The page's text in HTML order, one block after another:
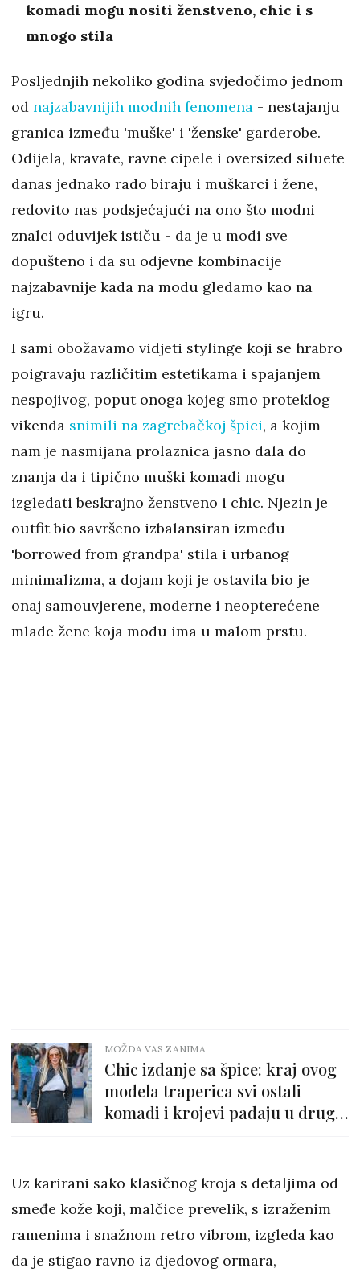
komadi mogu nositi ženstveno, chic i s
mnogo stila
Posljednjih nekoliko godina svjedočimo jednom
od najzabavnijih modnih fenomena - nestajanju
granica između 'muške' i 'ženske' garderobe.
Odijela, kravate, ravne cipele i oversized siluete
danas jednako rado biraju i muškarci i žene,
redovito nas podsjećajući na ono što modni
znalci oduvijek ističu - da je u modi sve
dopušteno i da su odjevne kombinacije
najzabavnije kada na modu gledamo kao na
igru.
I sami obožavamo vidjeti stylinge koji se hrabro
poigravaju različitim estetikama i spajanjem
nespojivog, poput onoga kojeg smo proteklog
vikenda snimili na zagrebačkoj špici, a kojim
nam je nasmijana prolaznica jasno dala do
znanja da i tipično muški komadi mogu
izgledati beskrajno ženstveno i chic. Njezin je
outfit bio savršeno izbalansiran između
'borrowed from grandpa' stila i urbanog
minimalizma, a dojam koji je ostavila bio je
onaj samouvjerene, moderne i neopterećene
mlade žene koja modu ima u malom prstu.
MOŽDA VAS ZANIMA
Chic izdanje sa špice: kraj ovog
modela traperica svi ostali
komadi i krojevi padaju u drugi
Uz karirani sako klasičnog kroja s detaljima od
smeđe kože koji, malčice prevelik, s izraženim
ramenima i snažnom retro vibrom, izgleda kao
da je stigao ravno iz djedovog ormara,